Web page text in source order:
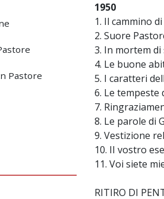
Pastore
1950
1. Il cammino
2. Suore
3. In mortem di
4. Le buone
5. I caratteri
6. Le tempeste
7.
8. Le parole di
9. Vestizione
10. II vostro
11. Voi siete
RITIRO DI